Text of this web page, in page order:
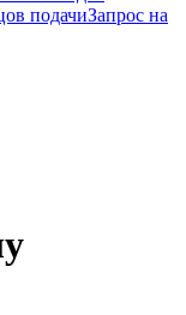
подачиЗапрос на